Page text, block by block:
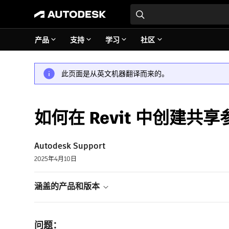
产品 支持 学习 社区
此页面是从英文机器翻译而来的。
如何在 Revit 中创建共享
Autodesk Support
2025年4月10日
涵盖的产品和版本
问题：